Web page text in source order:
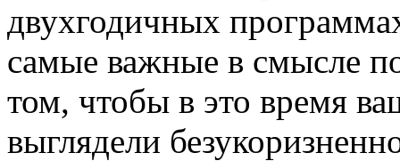
двухгодичных
самые важные в смысле
том, чтобы в это время
выглядели